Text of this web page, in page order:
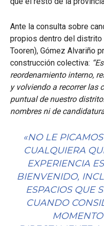
Ante la consulta sobre
propios dentro del distrito
Tooren), Gómez Alvariño
construcción colectiva:
reordenamiento interno,
y volviendo a recorrer las
puntual de nuestro
nombres ni de
«NO LE
CUALQUIERA
EXPERIENCIA
BIENVENIDO,
ESPACIOS QUE
CUANDO